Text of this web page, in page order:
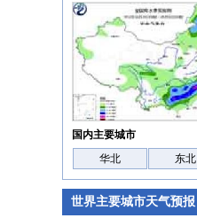
国内主要城市
华北
东北
世界主要城市天气预报